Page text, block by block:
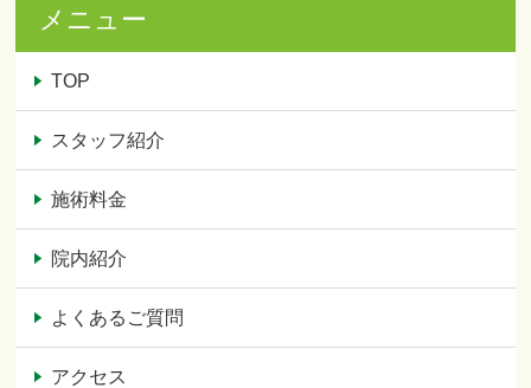
メニュー
TOP
スタッフ紹介
施術料金
院内紹介
よくあるご質問
アクセス